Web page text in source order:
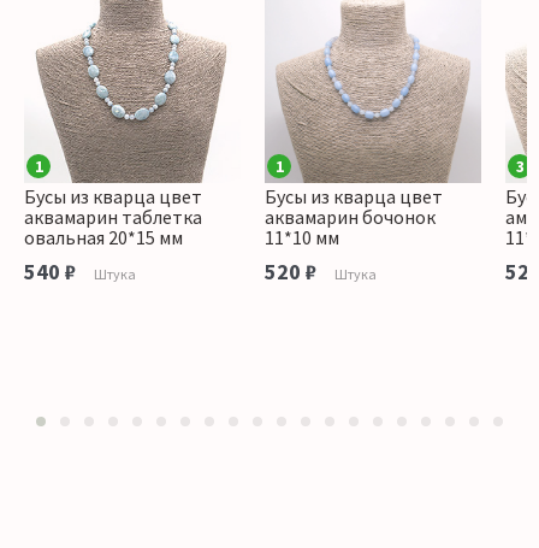
1
Бусы из кварца цвет
аквамарин таблетка
овальная 20*15 мм
540 ₽ Штука
1
Бусы из кварца цвет
аквамарин бочонок
11*10 мм
520 ₽ Штука
3